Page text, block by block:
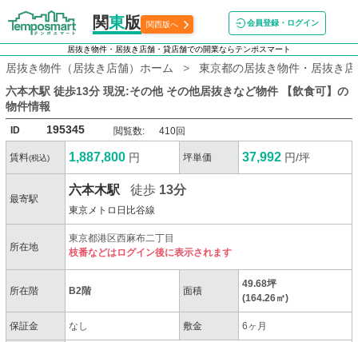
関東版 関西版へ 会員登録・ログイン
居抜き物件・居抜き店舗・貸店舗での開業ならテンポスマート
居抜き物件（居抜き店舗）ホーム
東京都の居抜き物件・居抜き
六本木駅 徒歩13分 現況:その他 その他居抜きなど物件 【飲食可】 の
物件情報
ID 195345 閲覧数: 410回
賃料(税込) 1,887,800 円 坪単価 37,992 円/坪
最寄駅
六本木駅 徒歩 13分
東京メトロ日比谷線
所在地
東京都港区西麻布二丁目
枝番などはログイン後に表示されます
所在階 B2階 面積
49.68坪
(164.26㎡)
保証金 なし 敷金 6ヶ月